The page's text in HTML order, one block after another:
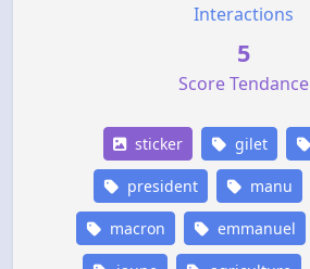
Interactions
5
Score Tendance
sticker gilet
president manu
macron emmanuel